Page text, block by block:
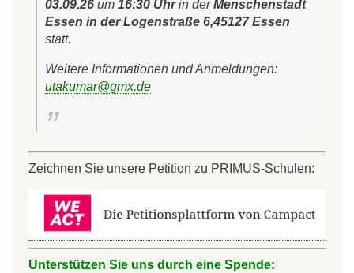
03.09.26 um 16:30 Uhrin derMenschenstadt
Essen in der Logenstraße 6,45127 Essen
statt.
Weitere Informationen und Anmeldungen:
utakumar@gmx.de
Zeichnen Sie unsere Petition zu PRIMUS-Schulen:
Unterstützen Sie uns durch eine Spende: